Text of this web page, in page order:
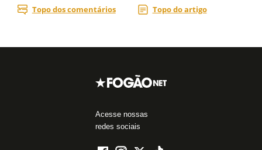
Acesse nossas
redes sociais